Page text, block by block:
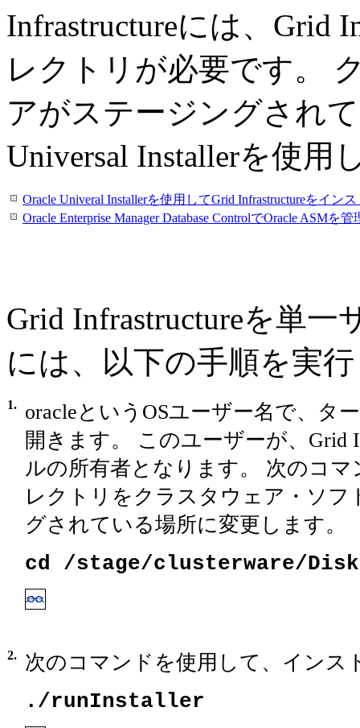
Infrastructureには、Grid
レクトリが必要です。
アがステージングされ
Universal Installerを使用
Oracle Univeral Installerを使用してGrid Infrastructureをイン
Oracle Enterprise Manager Database ControlでOracle ASMを
Grid Infrastructureを単
には、以下の手順を実
1.
oracleというOSユーザー名で、タ
開きます。 このユーザーが、Grid
ルの所有者となります。 次のコ
レクトリをクラスタウェア・ソフ
グされている場所に変更します。
cd /stage/clusterware/
2. 次のコマンドを使用して、インス
./runInstaller